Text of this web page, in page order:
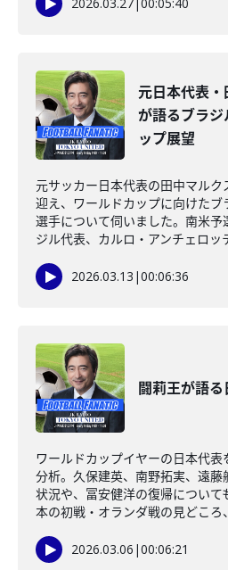
元日本代表
が語るブラジ
ップ展望
元サッカー日本代表の田中マル
迎え、ワールドカップに向けたブ
選手について伺いました。南米
ジル代表、カルロ・アンチェロッ
2026.03.13 |00:06:36
闘莉王が語
ワールドカップイヤーの日本代
分析。久保建英、南野拓実、遠
状況や、冨安健洋の復帰について
本の初戦・オランダ戦の見どころ
2026.03.06 |00:06:21